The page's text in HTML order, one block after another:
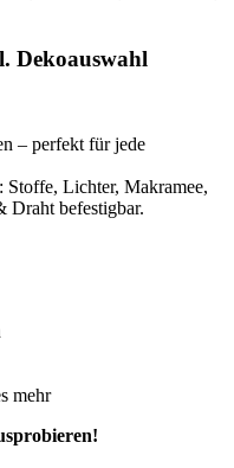
Dekoauswahl
– perfekt für jede
Stoffe, Lichter, Makramee,
Draht befestigbar.
mehr